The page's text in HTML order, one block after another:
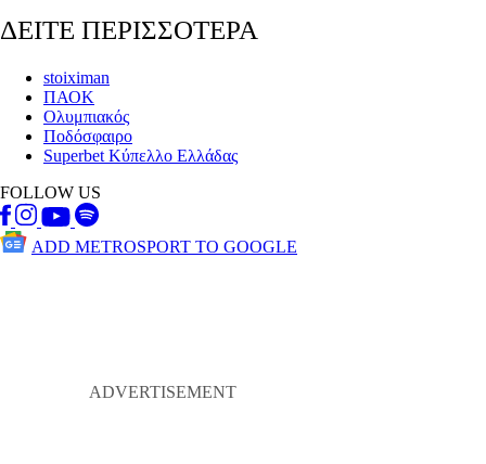
ΔΕΙΤΕ ΠΕΡΙΣΣΟΤΕΡΑ
stoiximan
ΠΑΟΚ
Ολυμπιακός
Ποδόσφαιρο
Superbet Κύπελλο Ελλάδας
FOLLOW US
ADD METROSPORT TO GOOGLE